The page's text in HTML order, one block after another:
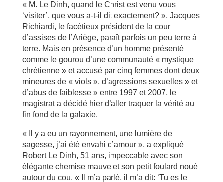
« M. Le Dinh, quand le Christ est venu vous
‘visiter’, que vous a-t-il dit exactement? », Jacques
Richiardi, le facétieux président de la cour
d’assises de l’Ariège, paraît parfois un peu terre à
terre. Mais en présence d’un homme présenté
comme le gourou d’une communauté « mystique
chrétienne » et accusé par cinq femmes dont deux
mineures de « viols », d’agressions sexuelles » et
d’abus de faiblesse » entre 1997 et 2007, le
magistrat a décidé hier d’aller traquer la vérité au
fin fond de la galaxie.
« Il y a eu un rayonnement, une lumière de
sagesse, j’ai été envahi d’amour », a expliqué
Robert Le Dinh, 51 ans, impeccable avec son
élégante chemise mauve et son petit foulard noué
autour du cou. « Il m’a parlé, il m’a dit: ‘Tu es le